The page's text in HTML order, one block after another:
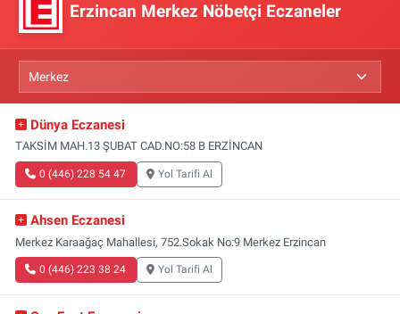
Erzincan Merkez Nöbetçi Eczaneler
Dünya Eczanesi
TAKSİM MAH.13 ŞUBAT CAD.NO:58 B ERZİNCAN
0 (446) 228 54 47 Yol Tarifi Al
Ahsen Eczanesi
Merkez Karaağaç Mahallesi, 752.Sokak No:9 Merkez Erzincan
0 (446) 223 38 24 Yol Tarifi Al